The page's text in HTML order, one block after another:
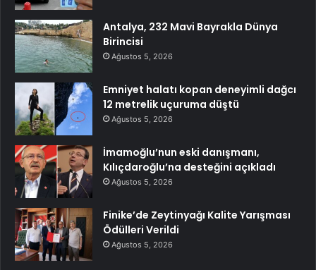
Antalya, 232 Mavi Bayrakla Dünya
Birincisi
Ağustos 5, 2026
Emniyet halatı kopan deneyimli dağcı
12 metrelik uçuruma düştü
Ağustos 5, 2026
İmamoğlu’nun eski danışmanı,
Kılıçdaroğlu’na desteğini açıkladı
Ağustos 5, 2026
Finike’de Zeytinyağı Kalite Yarışması
Ödülleri Verildi
Ağustos 5, 2026